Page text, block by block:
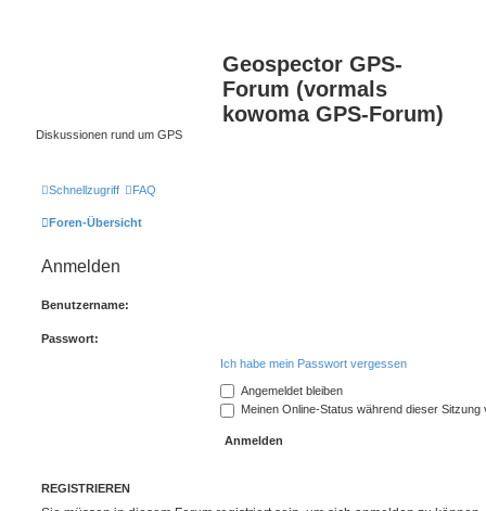
Geospector GPS-
Forum (vormals
kowoma GPS-Forum)
Diskussionen rund um GPS
Schnellzugriff FAQ
Foren-Übersicht
Anmelden
Benutzername:
Passwort:
Ich habe mein Passwort vergessen
Angemeldet bleiben
Meinen Online-Status während dieser Sitzung
REGISTRIEREN